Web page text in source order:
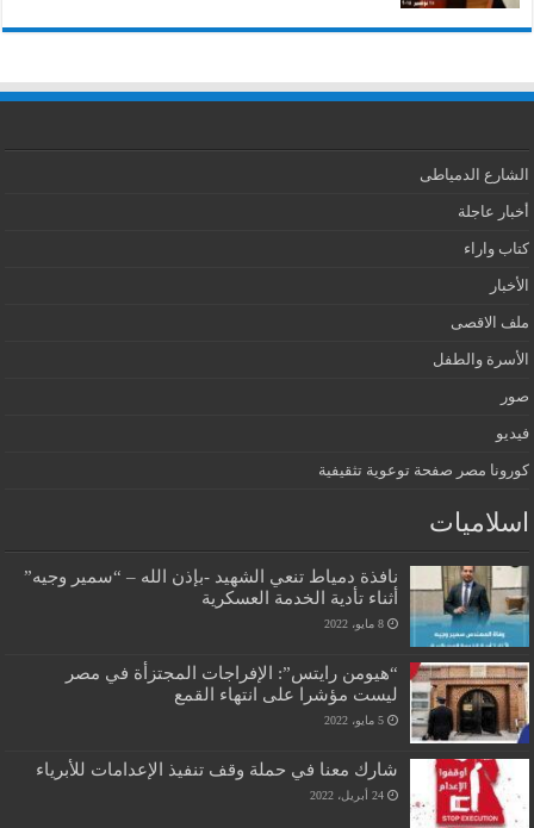
الشارع الدمياطى
أخبار عاجلة
كتاب واراء
الأخبار
ملف الاقصى
الأسرة والطفل
صور
فيديو
كورونا مصر صفحة توعوية تثقيفية
اسلاميات
نافذة دمياط تنعي الشهيد -بإذن الله – “سمير وجيه”
أثناء تأدية الخدمة العسكرية
8 مايو، 2022
“هيومن رايتس”: الإفراجات المجتزأة في مصر
ليست مؤشرا على انتهاء القمع
5 مايو، 2022
شارك معنا في حملة وقف تنفيذ الإعدامات للأبرياء
24 أبريل، 2022